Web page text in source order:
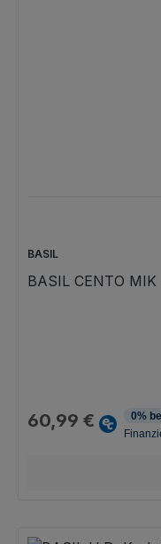
BASIL
BASIL CENTO MIK
60,99 €